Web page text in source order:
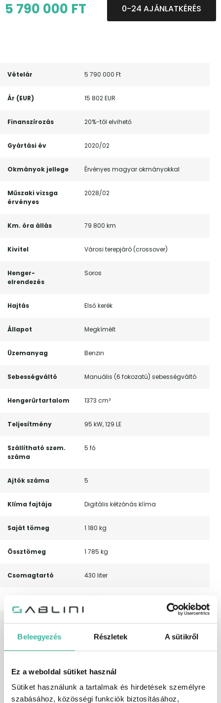
Beleegyezés Részletek A sütikről
Ez a weboldal sütiket használ
Sütiket használunk a tartalmak és hirdetések személyre
szabásához, közösségi funkciók biztosításához,
5 790 000 FT 0-24 AJÁNLATKÉRÉS
Vételár 5 790 000 Ft
Ár (EUR) 15 802 EUR
Finanszírozás 20%-tól elvihető
Gyártási év 2020/02
Okmányok jellege Érvényes magyar okmányokkal
Műszaki vizsga
érvényes
2028/02
Km. óra állás 79 800 km
Kivitel Városi terepjáró (crossover)
Henger-
elrendezés
Soros
Hajtás Első kerék
Állapot Megkímélt
Üzemanyag Benzin
Sebességváltó Manuális (6 fokozatú) sebességváltó
Hengerűrtartalom 1373 cm³
Teljesítmény 95 kW, 129 LE
Szállítható szem.
száma
5 fő
Ajtók száma 5
Klíma fajtája Digitális kétzónás klíma
Saját tömeg 1 180 kg
Össztömeg 1 785 kg
Csomagtartó 430 liter
Leírás
Magyarországi! Leinformálható! Végig
vezetett szervizkönyv! Digitális kétzónás
klíma – Elektromosan behajtható külső
tükrök – Fűthető első ülések –
figyelmeztető rendszer – Led
fényszórók – Multifunkciós
kormánykerék – Távolságtartó